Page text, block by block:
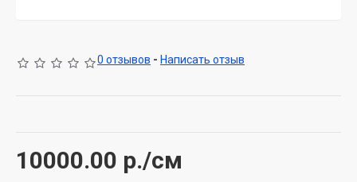
0 отзывов - Написать отзыв
10000.00 р./см